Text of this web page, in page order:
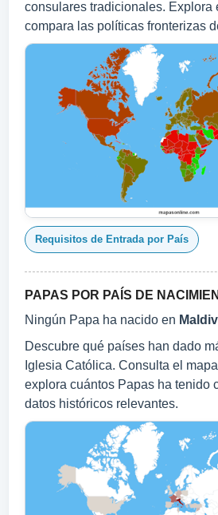
consulares tradicionales. Explora
compara las políticas fronterizas
Requisitos de Entrada por País
PAPAS POR PAÍS DE
Ningún Papa ha nacido en
Descubre qué países han dado
Iglesia Católica. Consulta el
explora cuántos Papas ha tenido
datos históricos relevantes.